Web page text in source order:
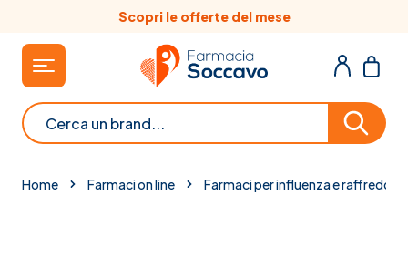
Salta al contenutoScopri le offerte del mese
Cerca
Home Farmaci on line Farmaci per influenza e